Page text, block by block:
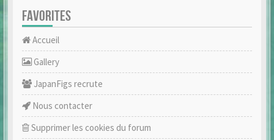
FAVORITES
Accueil
Gallery
JapanFigs recrute
Nous contacter
Supprimer les cookies du forum